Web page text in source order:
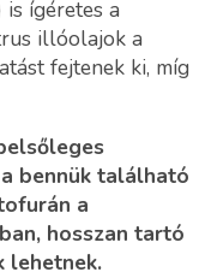
ígéretes a
illóolajok a
fejtenek ki, míg
bennük található
a
hosszan tartó
lehetnek.